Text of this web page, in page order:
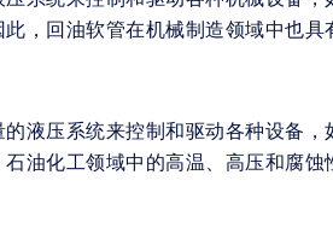
，回油软管在机械制造领域中也具
液压系统来控制和驱动各种设备
油化工领域中的高温、高压和腐